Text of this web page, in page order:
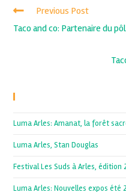
Previous Post
Taco and co: Partenaire du
Luma Arles: Amanat, la forêt
Luma Arles, Stan Douglas
Festival Les Suds à Arles, édition
Luma Arles: Nouvelles expos été